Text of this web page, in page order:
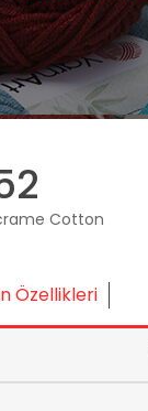
Cotton
Özellikleri